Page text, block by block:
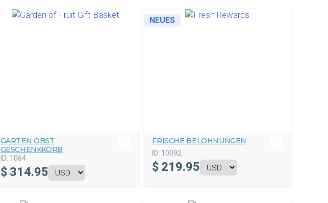
GARTEN OBST
GESCHENKKORB
ID: 1064
$ 314.95
NEUES
FRISCHE BELOHNUNGEN
ID: 10092
$ 219.95